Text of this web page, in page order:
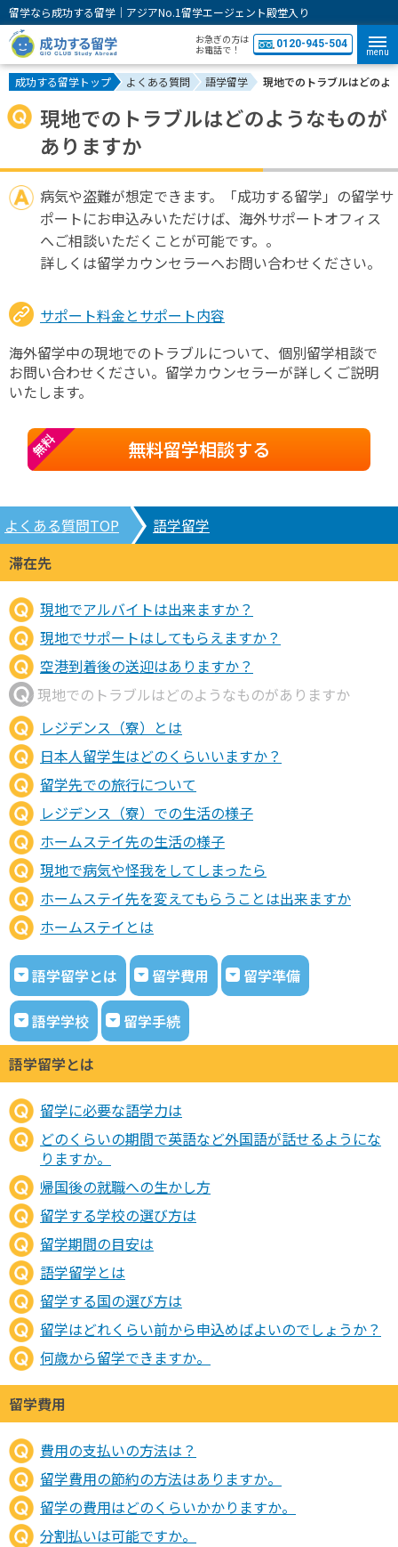
留学なら成功する留学｜アジアNo.1留学エージェント殿堂入り
お急ぎの方は
お電話で！
0120-945-504
menu
成功する留学トップ よくある質問 語学留学 現地でのトラブルはどのよ
現地でのトラブルはどのようなものが
ありますか
病気や盗難が想定できます。「成功する留学」の留学サ
ポートにお申込みいただけば、海外サポートオフィス
へご相談いただくことが可能です。。
詳しくは留学カウンセラーへお問い合わせください。
サポート料金とサポート内容
海外留学中の現地でのトラブルについて、個別留学相談で
お問い合わせください。留学カウンセラーが詳しくご説明
いたします。
無料留学相談する
無料
よくある質問TOP
語学留学
滞在先
現地でアルバイトは出来ますか？
現地でサポートはしてもらえますか？
空港到着後の送迎はありますか？
現地でのトラブルはどのようなものがありますか
レジデンス（寮）とは
日本人留学生はどのくらいいますか？
留学先での旅行について
レジデンス（寮）での生活の様子
ホームステイ先の生活の様子
現地で病気や怪我をしてしまったら
ホームステイ先を変えてもらうことは出来ますか
ホームステイとは
語学留学とは 留学費用 留学準備
語学学校
留学手続
語学留学とは
留学に必要な語学力は
どのくらいの期間で英語など外国語が話せるようにな
りますか。
帰国後の就職への生かし方
留学する学校の選び方は
留学期間の目安は
語学留学とは
留学する国の選び方は
留学はどれくらい前から申込めばよいのでしょうか？
何歳から留学できますか。
留学費用
費用の支払いの方法は？
留学費用の節約の方法はありますか。
留学の費用はどのくらいかかりますか。
分割払いは可能ですか。